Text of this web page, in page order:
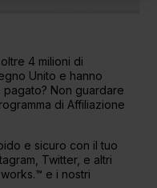
4 milioni di
Unito e hanno
Non guardare
di Affiliazione
e sicuro con il tuo
Twitter, e altri
e i nostri